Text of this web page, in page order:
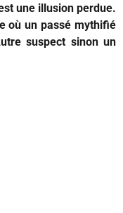
une illusion perdue.
où un passé mythifié
suspect sinon un